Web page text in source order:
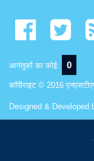
आगंतुकों का कोई: 0
कॉपीराइट © 2016
Designed & Developed